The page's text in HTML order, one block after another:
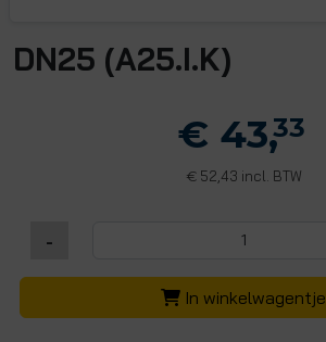
DN25 (A25.I.K)
€ 43,33
€52,43 incl. BTW
-
In winkelwagentje